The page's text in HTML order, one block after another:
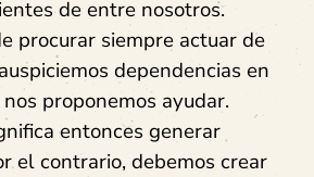
de entre nosotros.
procurar siempre actuar de
dependencias en
proponemos ayudar.
entonces generar
el contrario, debemos crear